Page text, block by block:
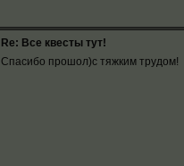
Re: Все квесты тут!
Спасибо прошол)с тяжким трудом!